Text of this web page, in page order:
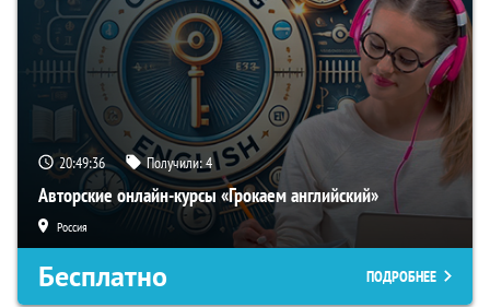
20:49:36 Получили:4
Авторские онлайн-курсы «Грокаем английский»
Россия
Бесплатно ПОДРОБНЕЕ